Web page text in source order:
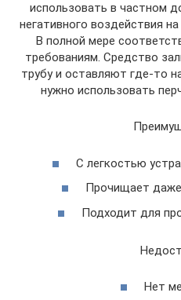
использовать в частном
негативного воздействия
В полной мере
требованиям. Средство
трубу и оставляют где-то
нужно использовать
С легкостью
Прочищает
Подходит для
Нет